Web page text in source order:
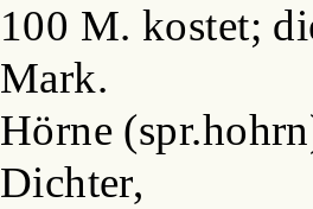
100 M. kostet;
Mark.
Hörne
Dichter,